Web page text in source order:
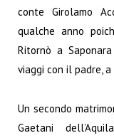
conte Girolamo
qualche anno
Ritornò a
viaggi con il padre,
Un secondo
Gaetani